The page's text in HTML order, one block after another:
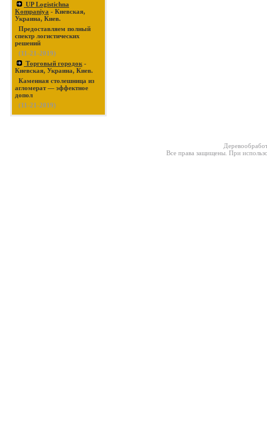
UP Logistichna
Kompaniya - Киевская,
Украина, Киев.
Предоставляем полный
спектр логистических
решений
(11-21-2019)
Торговый городок -
Киевская, Украина, Киев.
Каменная столешница из
агломерат — эффектное
допол
(11-21-2019)
Все права защищены. При